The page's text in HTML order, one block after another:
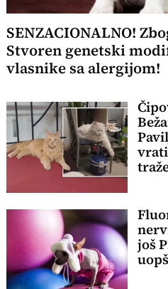
SENZACIONALNO!
Stvoren genetski
vlasnike sa alergijom!
još